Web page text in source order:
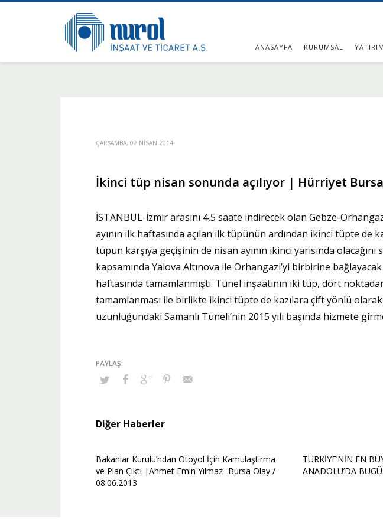
ANASAYFA KURUMSAL
ÇARŞAMBA, 02 NISAN 2014
İkinci tüp nisan sonunda açılıyor | Hürriyet Bursa
İSTANBUL-İzmir arasını 4,5 saate indirecek olan Gebze-
ayının ilk haftasında açılan ilk tüpünün ardından ikinci tüpte
tüpün karşıya geçişinin de nisan ayının ikinci yarısında
kapsamında Yalova Altınova ile Orhangazi’yi birbirine
haftasında tamamlanmıştı. Tünel inşaatının iki tüp, dört
tamamlanması ile birlikte ikinci tüpte de kazılara çift yönlü
uzunluğundaki Samanlı Tüneli’nin 2015 yılı başında hizmete
Diğer Haberler
Bakanlar Kurulu’ndan Otoyol İçin Kamulaştırma
ve Plan Çıktı |Ahmet Emin Yılmaz- Bursa Olay /
08.06.2013
TÜRKİYE’NİN EN
ANADOLU’DA